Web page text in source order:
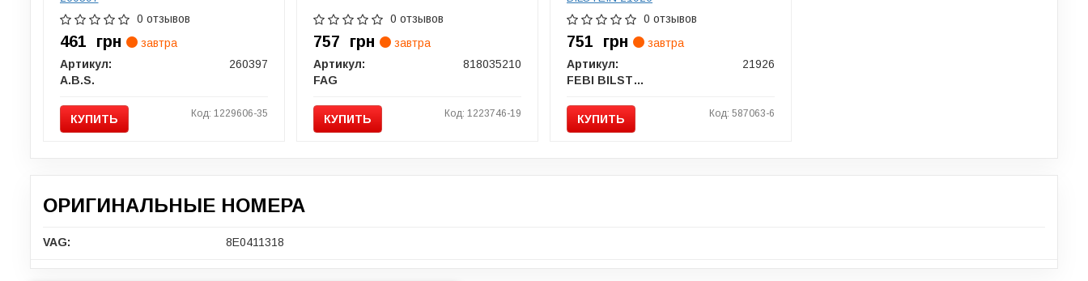
0 отзывов
461 грн
завтра
Артикул:
260397
A.B.S.
КУПИТЬ Код: 1229606-35
0 отзывов
757 грн
завтра
Артикул:
818035210
FAG
КУПИТЬ Код: 1223746-19
0 отзывов
751 грн
завтра
Артикул:
21926
FEBI BILSTEIN
КУПИТЬ Код: 587063-6
ОРИГИНАЛЬНЫЕ НОМЕРА
VAG: 8E0411318